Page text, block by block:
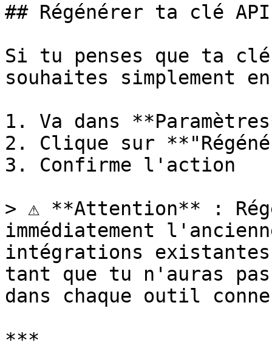
## Régénérer ta clé API
Si tu penses que ta
souhaites simplement
1. Va dans
2. Clique sur
3. Confirme l'action
> ⚠️ **Attention** :
immédiatement
intégrations
tant que tu n'auras
dans chaque outil
***